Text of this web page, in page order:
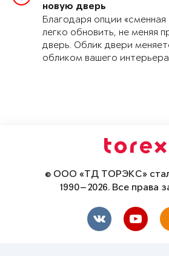
новую дверь
Благодаря опции «сменная
легко обновить, не меняя
дверь. Облик двери
обликом вашего
© ООО «ТД ТОРЭКС»
1990—2026. Все права